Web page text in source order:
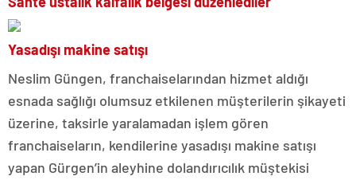
Yasadışı makine satışı
Neslim Güngen, franchaiselarından hizmet aldığı
esnada sağlığı olumsuz etkilenen müşterilerin şikayeti
üzerine, taksirle yaralamadan işlem gören
franchaiseların, kendilerine yasadışı makine satışı
yapan Gürgen’in aleyhine dolandırıcılık müştekisi